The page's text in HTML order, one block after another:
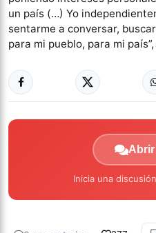
un país (…) Yo
sentarme a conversar,
para mi pueblo, para mi
Abrir
Inicia una